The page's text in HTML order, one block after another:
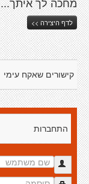
מחכה לך איתך...
לדף היצירה >>
קישורים שאקח עימי
התחברות